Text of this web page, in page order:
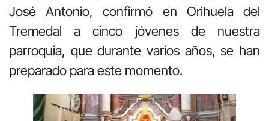
José Antonio, confirmó en Orihuela del
Tremedal a cinco jóvenes de nuestra
parroquia, que durante varios años, se han
preparado para este momento.